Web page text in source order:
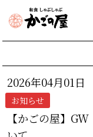
2026年04月01日
お知らせ
【かごの屋】